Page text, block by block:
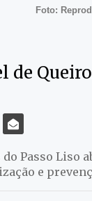
Foto:
de
Passo Liso
e